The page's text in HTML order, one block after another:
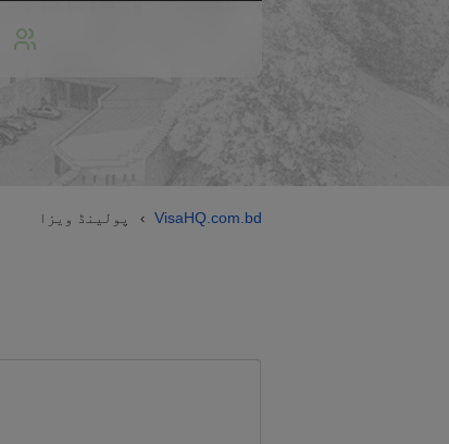
VisaHQ.com.bd
› پولینڈ ویزا